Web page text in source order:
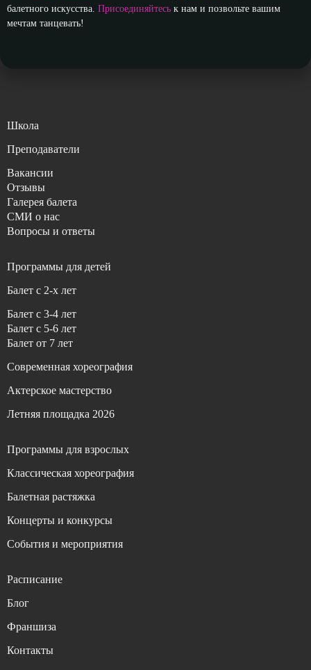
балетного искусства. Присоединяйтесь к нам и позвольте вашим
мечтам танцевать!
Школа
Преподаватели
Вакансии
Отзывы
Галерея балета
СМИ о нас
Вопросы и ответы
Программы для детей
Балет с 2-x лет
Балет с 3-4 лет
Балет с 5-6 лет
Балет от 7 лет
Современная хореография
Актерское мастерство
Летняя площадка 2026
Программы для взрослых
Классическая хореография
Балетная растяжка
Концерты и конкурсы
События и мероприятия
Расписание
Блог
Франшиза
Контакты